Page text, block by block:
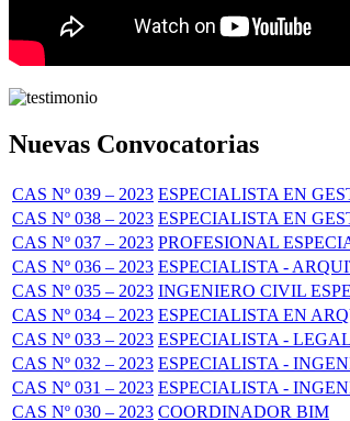
Nuevas Convocatorias
CAS Nº 039 – 2023 ESPECIALISTA EN
CAS Nº 038 – 2023 ESPECIALISTA EN
CAS Nº 037 – 2023 PROFESIONAL
CAS Nº 036 – 2023 ESPECIALISTA -
CAS Nº 035 – 2023 INGENIERO CIVIL
CAS Nº 034 – 2023 ESPECIALISTA EN
CAS Nº 033 – 2023 ESPECIALISTA -
CAS Nº 032 – 2023 ESPECIALISTA -
CAS Nº 031 – 2023 ESPECIALISTA -
CAS Nº 030 – 2023 COORDINADOR BIM